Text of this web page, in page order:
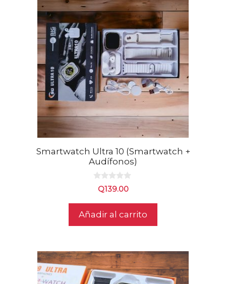
Smartwatch Ultra 10 (Smartwatch +
Audífonos)
Q139.00
Añadir al carrito